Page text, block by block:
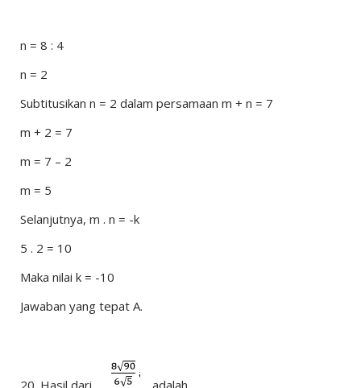
n = 8 : 4
n = 2
Subtitusikan n = 2 dalam persamaan m + n = 7
m + 2 = 7
m = 7 – 2
m = 5
Selanjutnya, m . n = -k
5 . 2 = 10
Maka nilai k = -10
Jawaban yang tepat A.